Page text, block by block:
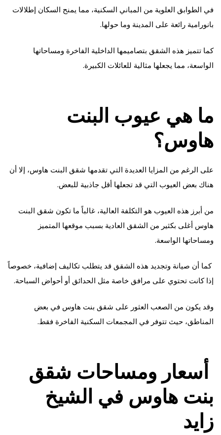
في الطوابق العلوية من المباني السكنية، مما يمنح السكان إطلالات
بانورامية رائعة على المدينة وما حولها.
كما تتميز هذه الشقق بتصاميمها الداخلية الفاخرة ومساحاتها
الواسعة، مما يجعلها مثالية للعائلات الكبيرة.
ما هي عيوب البنت
هاوس؟
على الرغم من المزايا العديدة التي تقدمها شقق البنت هاوس، إلا أن
هناك بعض العيوب التي قد تجعلها أقل جاذبية للبعض.
من أبرز هذه العيوب هو التكلفة العالية، غالباً ما تكون شقق البنت
هاوس أغلى بكثير من الشقق العادية بسبب موقعها المتميز
ومساحاتها الواسعة.
كما أن صيانة وتجديد هذه الشقق قد يتطلب تكاليف إضافية، خصوصاً
إذا كانت تحتوي على مرافق خاصة مثل الحدائق أو أحواض السباحة.
وقد يكون من الصعب العثور على شقق بنت هاوس في بعض
المناطق، حيث تتوفر في المجمعات السكنية الفاخرة فقط.
أسعار ومساحات شقق
بنت هاوس في الشيخ
زايد